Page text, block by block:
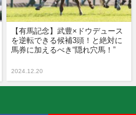
【有馬記念】武豊×ドウデュース
を逆転できる候補3頭！と絶対に
馬券に加えるべき“隠れ穴馬！”
2024.12.20